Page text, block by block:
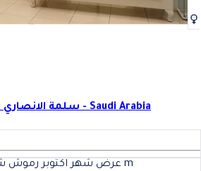
سلمة الانصاري - 12475 - منطقة الرياض - Saudi Arabia
عرض شهر اكتوبر رموش شهرية 190 جميع m